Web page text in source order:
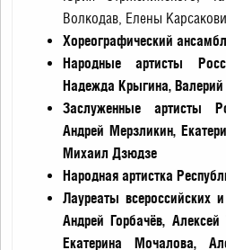
Волкодав, Елены
Хореографический
Народные артисты
Надежда Крыгина,
Заслуженные артисты
Андрей Мерзликин,
Михаил Дзюдзе
Народная артистка
Лауреаты всероссийских
Андрей Горбачёв,
Екатерина Мочалова,